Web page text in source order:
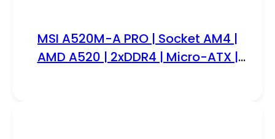
MSI A520M-A PRO | Socket AM4 |
AMD A520 | 2xDDR4 | Micro-ATX |